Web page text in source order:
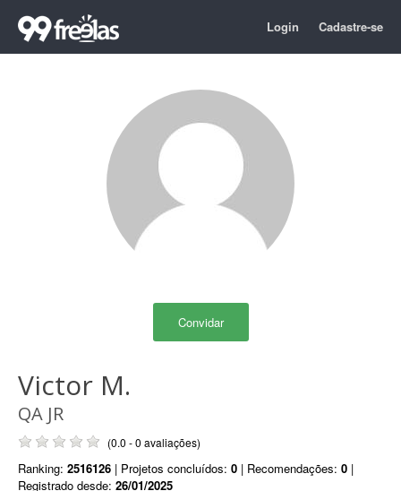
Login Cadastre-se
Convidar
Victor M.
QA JR
(0.0 - 0 avaliações)
Ranking: 2516126 | Projetos concluídos: 0 | Recomendações: 0 |
Registrado desde: 26/01/2025